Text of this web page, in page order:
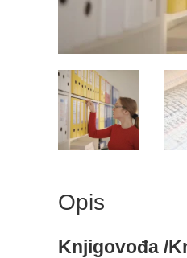
Opis
Knjigovođa /